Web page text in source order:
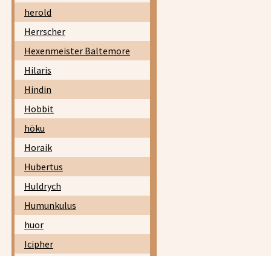
herold
Herrscher
Hexenmeister Baltemore
Hilaris
Hindin
Hobbit
höku
Horaik
Hubertus
Huldrych
Humunkulus
huor
Icipher